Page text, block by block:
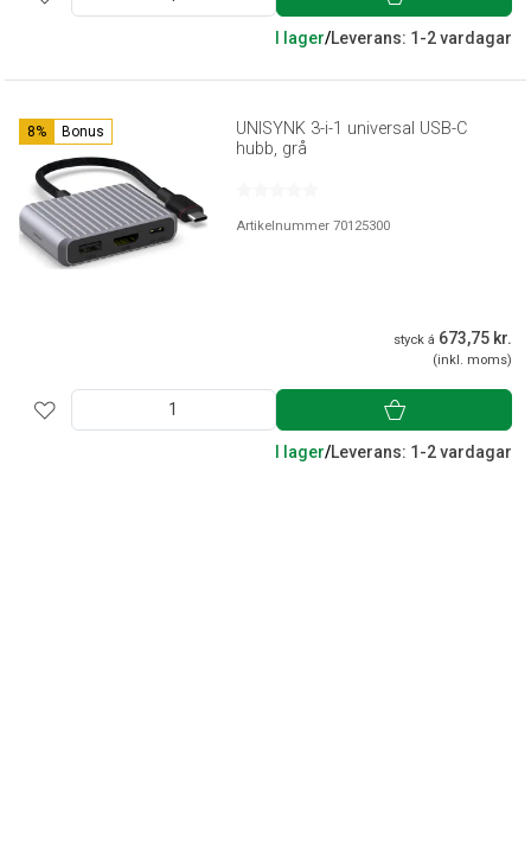
I lager/Leverans: 1-2 vardagar
8% Bonus
UNISYNK 3-i-1 universal USB-C
hubb, grå
Artikelnummer 70125300
styck á 673,75 kr.
(inkl. moms)
I lager/Leverans: 1-2 vardagar